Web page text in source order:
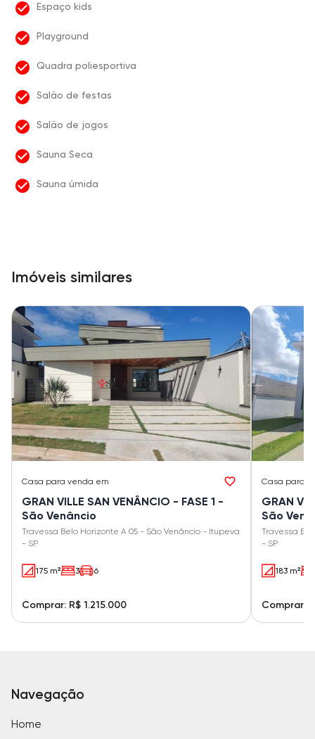
Espaço kids
Playground
Quadra poliesportiva
Salão de festas
Salão de jogos
Sauna Seca
Sauna úmida
Imóveis similares
Casa para venda em
GRAN VILLE SAN VENÂNCIO - FASE 1 -
São Venâncio
Travessa Belo Horizonte A 05 - São Venâncio - Itupeva
- SP
175 m² 3 6
Comprar: R$ 1.215.000
Casa para
GRAN
São
Travessa
- SP
183 m²
Comprar:
Navegação
Home